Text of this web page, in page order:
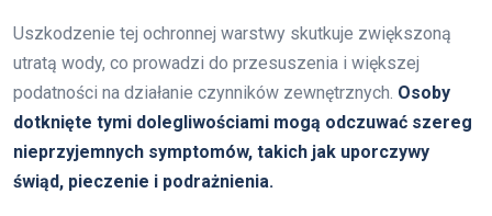
Uszkodzenie tej ochronnej warstwy skutkuje zwiększoną
utratą wody, co prowadzi do przesuszenia i większej
podatności na działanie czynników zewnętrznych. Osoby
dotknięte tymi dolegliwościami mogą odczuwać szereg
nieprzyjemnych symptomów, takich jak uporczywy
świąd, pieczenie i podrażnienia.